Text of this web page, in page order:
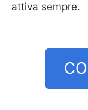
attiva sempre.